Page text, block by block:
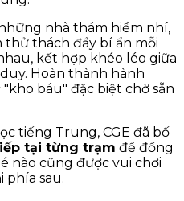
nhà thám hiểm nhí,
thử thách đầy bí ẩn mỗi
kết hợp khéo léo giữa
Hoàn thành hành
báu" đặc biệt chờ sẵn
tiếng Trung, CGE đã bố
tại từng trạm để đồng
nào cũng được vui chơi
phía sau.